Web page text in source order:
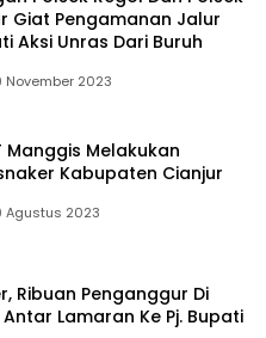
Giat Pengamanan Jalur
Aksi Unras Dari Buruh
November 2023
Manggis Melakukan
Kabupaten Cianjur
Agustus 2023
Ribuan Penganggur Di
Lamaran Ke Pj. Bupati